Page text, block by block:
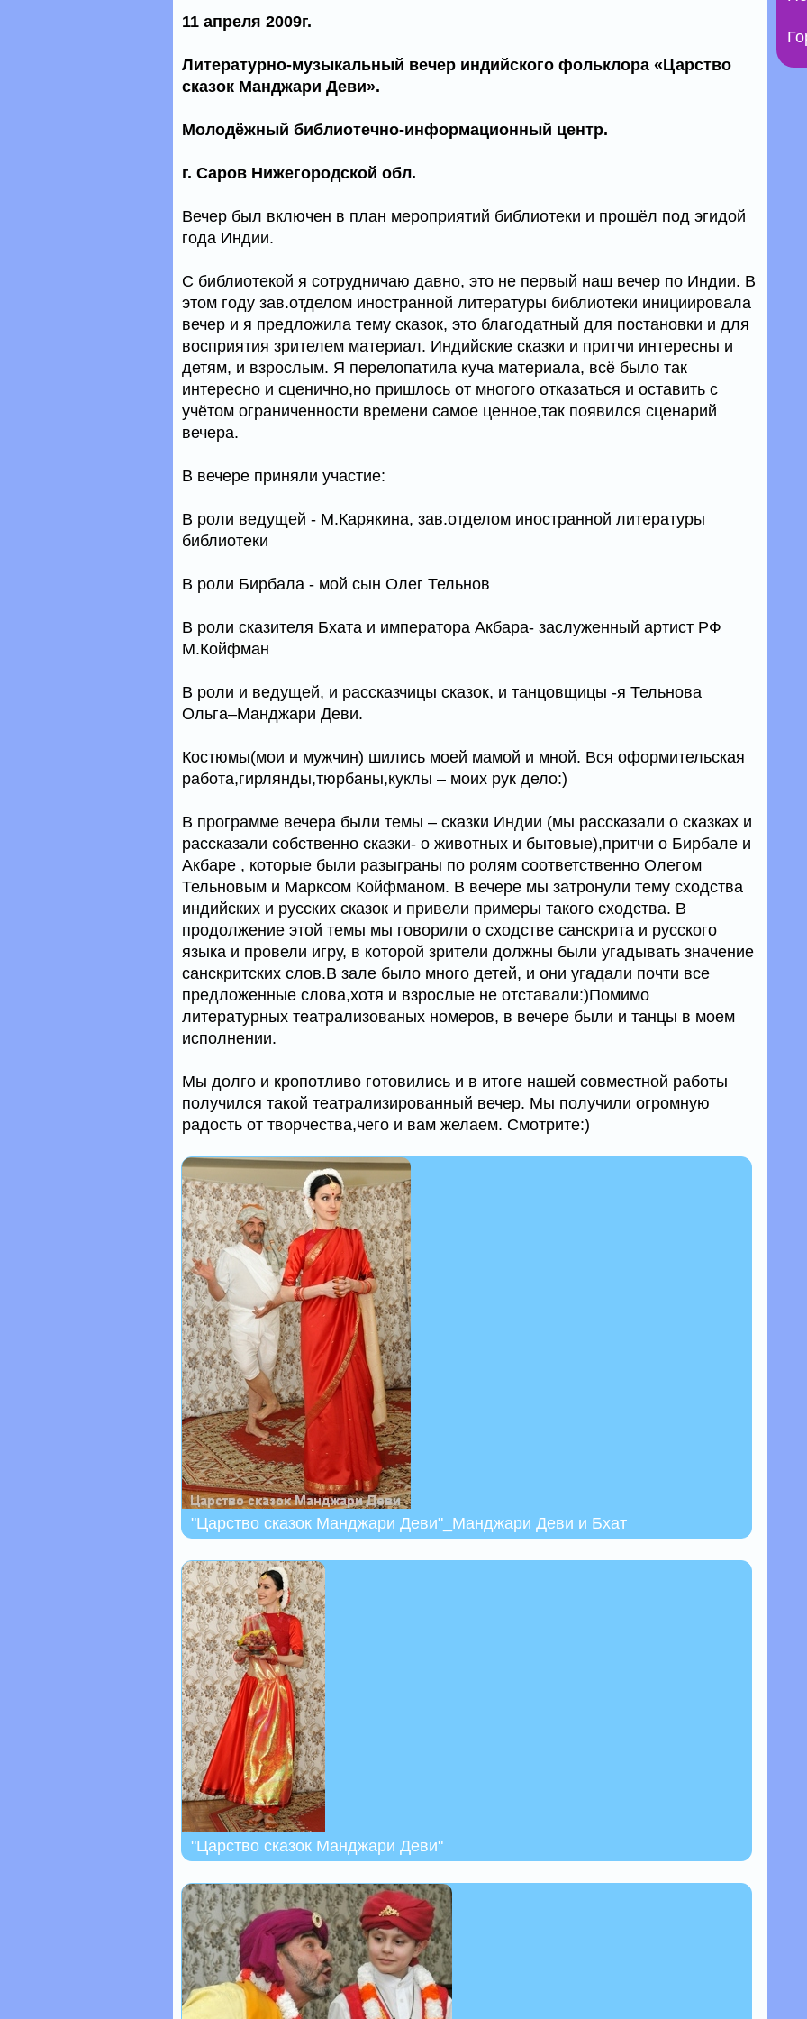
11 апреля 2009г.
Литературно-музыкальный вечер индийского фольклора «Царство
сказок Манджари Деви».
Молодёжный библиотечно-информационный центр.
г. Саров Нижегородской обл.
Вечер был включен в план мероприятий библиотеки и прошёл под эгидой
года Индии.
С библиотекой я сотрудничаю давно, это не первый наш вечер по Индии. В
этом году зав.отделом иностранной литературы библиотеки инициировала
вечер и я предложила тему сказок, это благодатный для постановки и для
восприятия зрителем материал. Индийские сказки и притчи интересны и
детям, и взрослым. Я перелопатила куча материала, всё было так
интересно и сценично,но пришлось от многого отказаться и оставить с
учётом ограниченности времени самое ценное,так появился сценарий
вечера.
В вечере приняли участие:
В роли ведущей - М.Карякина, зав.отделом иностранной литературы
библиотеки
В роли Бирбала - мой сын Олег Тельнов
В роли сказителя Бхата и императора Акбара- заслуженный артист РФ
М.Койфман
В роли и ведущей, и рассказчицы сказок, и танцовщицы -я Тельнова
Ольга–Манджари Деви.
Костюмы(мои и мужчин) шились моей мамой и мной. Вся оформительская
работа,гирлянды,тюрбаны,куклы – моих рук дело:)
В программе вечера были темы – сказки Индии (мы рассказали о сказках и
рассказали собственно сказки- о животных и бытовые),притчи о Бирбале и
Акбаре , которые были разыграны по ролям соответственно Олегом
Тельновым и Марксом Койфманом. В вечере мы затронули тему сходства
индийских и русских сказок и привели примеры такого сходства. В
продолжение этой темы мы говорили о сходстве санскрита и русского
языка и провели игру, в которой зрители должны были угадывать значение
санскритских слов.В зале было много детей, и они угадали почти все
предложенные слова,хотя и взрослые не отставали:)Помимо
литературных театрализованых номеров, в вечере были и танцы в моем
исполнении.
Мы долго и кропотливо готовились и в итоге нашей совместной работы
получился такой театрализированный вечер. Мы получили огромную
радость от творчества,чего и вам желаем. Смотрите:)
"Царство сказок Манджари Деви"_Манджари Деви и Бхат
"Царство сказок Манджари Деви"